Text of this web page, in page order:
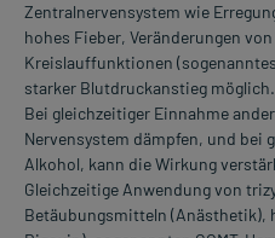
Zentralnervensystem wie
hohes Fieber, Veränderungen
Kreislauffunktionen
starker Blutdruckanstieg möglich.
Bei gleichzeitiger Einnahme
Nervensystem dämpfen, und bei
Alkohol, kann die Wirkung
Gleichzeitige Anwendung von
Betäubungsmitteln (Anästhetik),